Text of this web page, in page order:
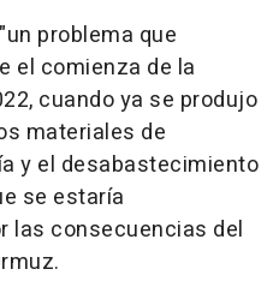
problema que
el comienza de la
cuando ya se produjo
materiales de
y el desabastecimiento
se estaría
las consecuencias del